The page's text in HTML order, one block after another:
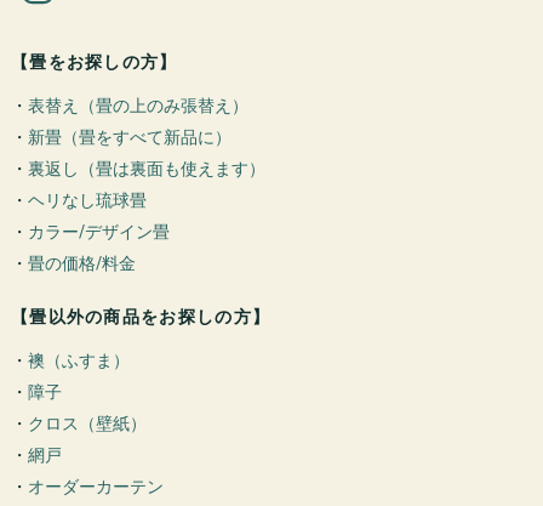
【畳をお探しの方】
・ 表替え（畳の上のみ張替え）
・ 新畳（畳をすべて新品に）
・ 裏返し（畳は裏面も使えます）
・ ヘリなし琉球畳
・ カラー/デザイン畳
・ 畳の価格/料金
【畳以外の商品をお探しの方】
・ 襖（ふすま）
・ 障子
・ クロス（壁紙）
・ 網戸
・ オーダーカーテン